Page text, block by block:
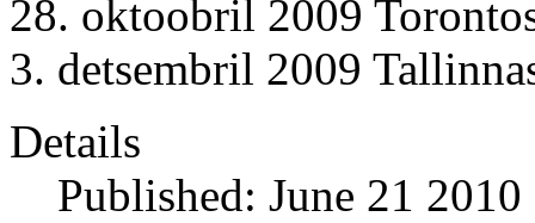
28. oktoobril 2009
3. detsembril 2009
Details
Published: June 21 2010